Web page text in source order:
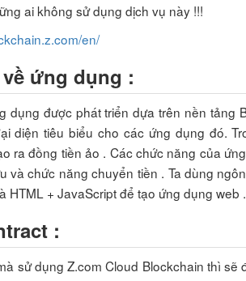
ai không sử dụng dịch vụ này !!!
en/
ứng dụng :
dụng được phát triển dựa trên nền tảng
diện tiêu biểu cho các ứng dụng đó.
ra đồng tiền ảo . Các chức năng của
và chức năng chuyển tiền . Ta dùng
HTML + JavaScript để tạo ứng dụng web .
:
sử dụng Z.com Cloud Blockchain thì sẽ